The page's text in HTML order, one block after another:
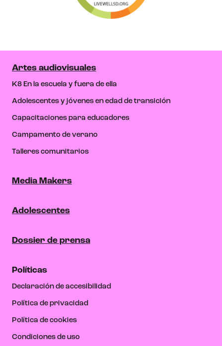
Artes audiovisuales
K8 En la escuela y fuera de ella
Adolescentes y jóvenes en edad de transición
Capacitaciones para educadores
Campamento de verano
Talleres comunitarios
Media Makers
Adolescentes
Dossier de prensa
Políticas
Declaración de accesibilidad
Política de privacidad
Política de cookies
Condiciones de uso